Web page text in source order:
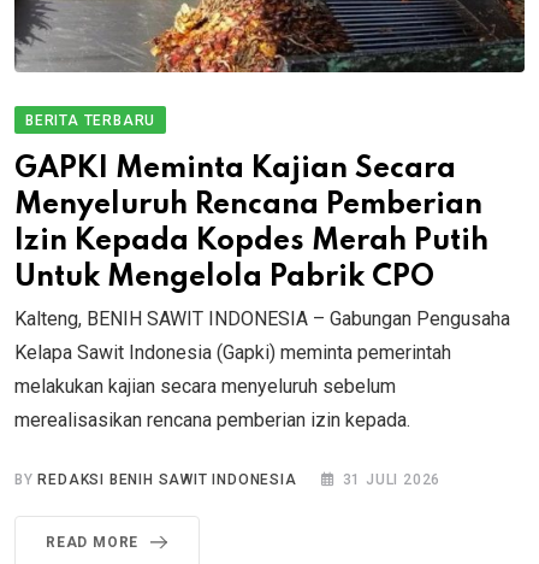
BERITA TERBARU
GAPKI Meminta Kajian Secara
Menyeluruh Rencana Pemberian
Izin Kepada Kopdes Merah Putih
Untuk Mengelola Pabrik CPO
Kalteng, BENIH SAWIT INDONESIA – Gabungan Pengusaha
Kelapa Sawit Indonesia (Gapki) meminta pemerintah
melakukan kajian secara menyeluruh sebelum
merealisasikan rencana pemberian izin kepada.
BYREDAKSI BENIH SAWIT INDONESIA 31 JULI 2026
READ MORE